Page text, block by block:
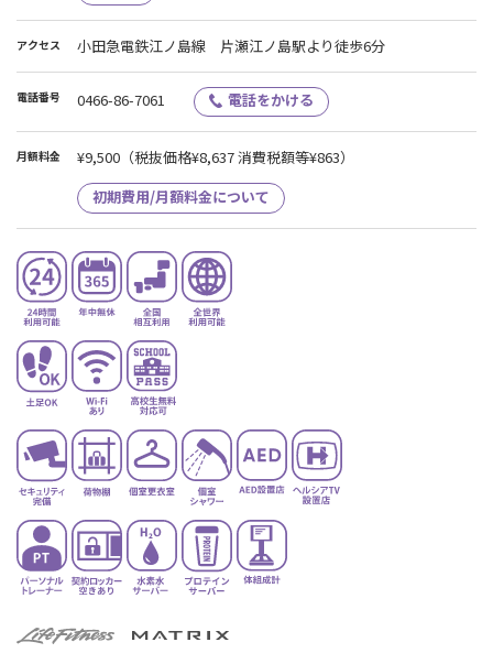
アクセス 小田急電鉄江ノ島線 片瀬江ノ島駅より徒歩6分
電話番号 0466-86-7061 電話をかける
月額料金 ¥9,500 （税抜価格¥8,637 消費税額等¥863）
初期費用/月額料金について